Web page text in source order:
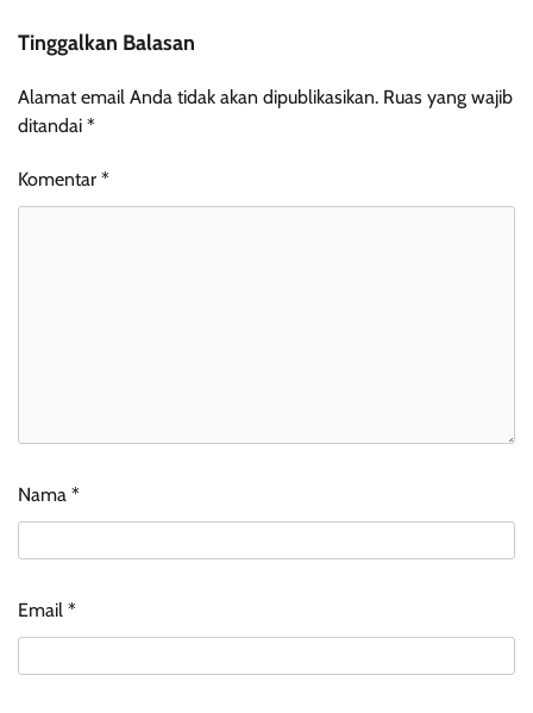
Tinggalkan Balasan
Alamat email Anda tidak akan dipublikasikan. Ruas yang wajib
ditandai *
Komentar *
Nama *
Email *